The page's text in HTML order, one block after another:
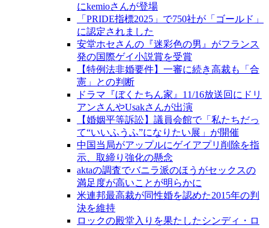
にkemioさんが登場
「PRIDE指標2025」で750社が「ゴールド」
に認定されました
安堂ホセさんの『迷彩色の男』がフランス
発の国際ゲイ小説賞を受賞
【特例法非婚要件】一審に続き高裁も「合
憲」との判断
ドラマ『ぼくたちん家』11/16放送回にドリ
アンさんやUsakさんが出演
【婚姻平等訴訟】議員会館で「私たちだっ
て“いいふうふ”になりたい展」が開催
中国当局がアップルにゲイアプリ削除を指
示、取締り強化の懸念
aktaの調査でバニラ派のほうがセックスの
満足度が高いことが明らかに
米連邦最高裁が同性婚を認めた2015年の判
決を維持
ロックの殿堂入りを果たしたシンディ・ロ